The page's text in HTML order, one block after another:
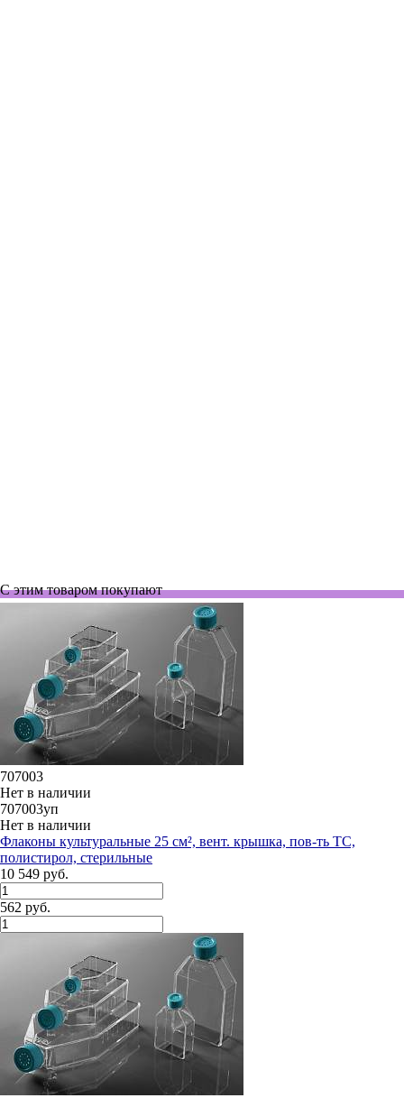
С этим товаром покупают
707003
Нет в наличии
707003уп
Нет в наличии
Флаконы культуральные 25 см², вент. крышка, пов-ть ТС,
полистирол, стерильные
10 549 руб.
562 руб.